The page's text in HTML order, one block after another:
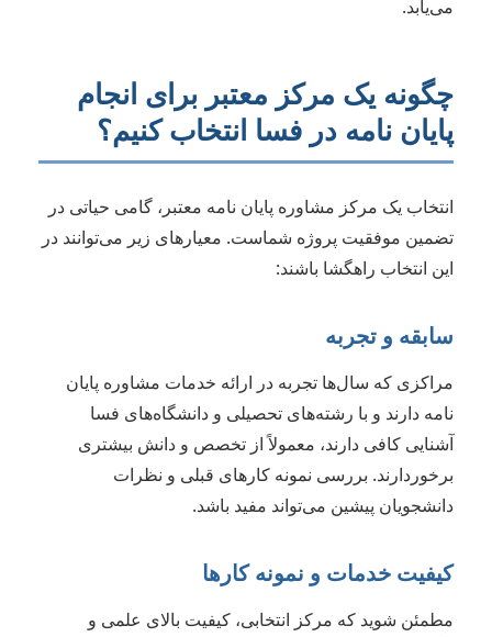
می‌یابد.
چگونه یک مرکز معتبر برای انجام
پایان نامه در فسا انتخاب کنیم؟
انتخاب یک مرکز مشاوره پایان نامه معتبر، گامی حیاتی در
تضمین موفقیت پروژه شماست. معیارهای زیر می‌توانند در
این انتخاب راهگشا باشند:
سابقه و تجربه
مراکزی که سال‌ها تجربه در ارائه خدمات مشاوره پایان
نامه دارند و با رشته‌های تحصیلی و دانشگاه‌های فسا
آشنایی کافی دارند، معمولاً از تخصص و دانش بیشتری
برخوردارند. بررسی نمونه کارهای قبلی و نظرات
دانشجویان پیشین می‌تواند مفید باشد.
کیفیت خدمات و نمونه کارها
مطمئن شوید که مرکز انتخابی، کیفیت بالای علمی و